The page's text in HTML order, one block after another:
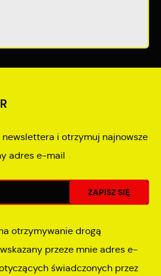
newslettera i otrzymuj najnowsze
adres e-mail
otrzymywanie drogą
przeze mnie adres e-
świadczonych przez